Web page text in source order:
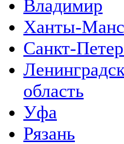
Владимир
Ханты-
Санкт-
область
Уфа
Рязань